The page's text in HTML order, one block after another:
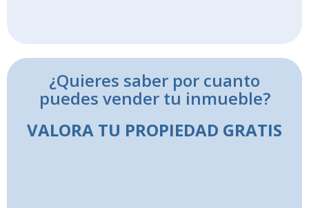
¿Quieres saber por cuanto
puedes vender tu inmueble?
VALORA TU PROPIEDAD GRATIS